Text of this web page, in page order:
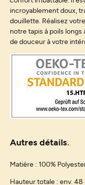
incroyablement doux,
douillette. Réalisez
notre tapis à poils
de douceur à votre
Autres détails
Matière : 100%
Hauteur totale : env. 48